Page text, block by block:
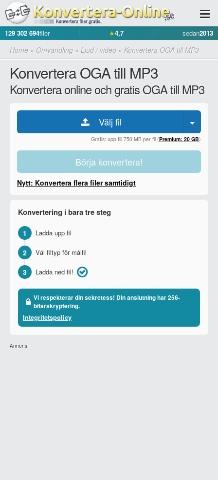
129 302 694filer ★4,7 sedan2013
Home » Omvandling » Ljud / video » Konvertera OGA till MP3
Konvertera OGA till MP3
Konvertera online och gratis OGA till MP3
Välj fil
Gratis: upp till 750 MB per fil (Premium: 20 GB)
Börja konvertera!
Nytt: Konvertera flera filer samtidigt
Konvertering i bara tre steg
1 Ladda upp fil
2 Väl filtyp för målfil
3 Ladda ned fil!
Vi respekterar din sekretess! Din anslutning har 256-
bitarskryptering.
Integritetspolicy
Annons: